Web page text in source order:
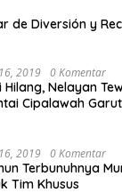
de Diversión y
2019 0 Komentar
Hilang, Nelayan
Cipalawah Garut
2019 0 Komentar
Terbunuhnya
Tim Khusus